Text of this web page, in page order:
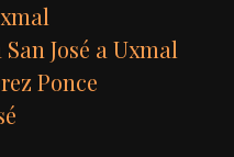
José a Uxmal
Ponce